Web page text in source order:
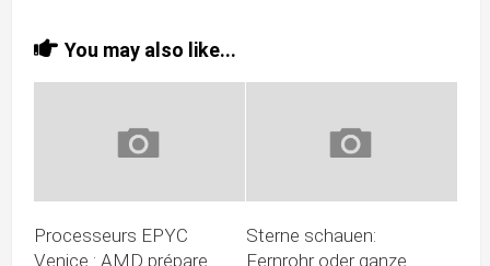
You may also like...
Processeurs EPYC
Venice : AMD prépare
Sterne schauen:
Fernrohr oder ganze